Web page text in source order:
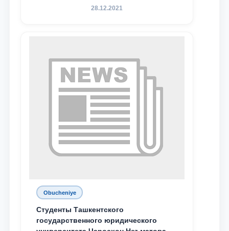
Родине и воспитанию молодого
28.12.2021
Obucheniye
Студенты Ташкентского
государственного юридического